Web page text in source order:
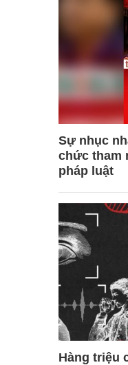
Sự nhục
chức tham
pháp luật
Hàng triệu